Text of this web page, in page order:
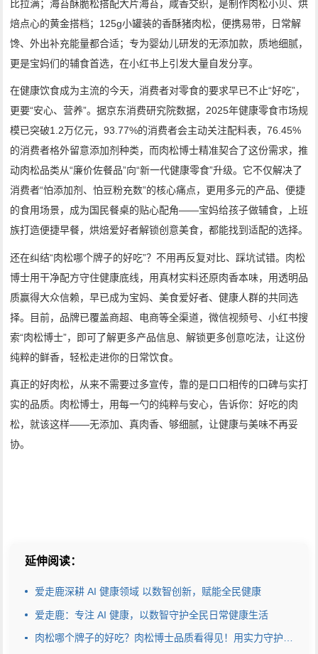
比拉满；海苔酥脆松搭配大片海苔，咸香交织，是制作肉松小贝、烘
焙点心的黄金搭档；125g小罐装的香酥猪肉松，便携易带，日常解
馋、外出补充能量都合适；专为婴幼儿研发的无添加款，质地细腻，
更是宝妈们的辅食首选，在小红书上引发大量自发分享。
在健康饮食成为主流的今天，消费者对零食的要求早已不止“好吃”，
更要“安心、营养”。据京东消费研究院数据，2025年健康零食市场规
模已突破1.2万亿元，93.77%的消费者会主动关注配料表，76.45%
的消费者格外留意添加剂种类，而肉松博士精准契合了这份需求，推
动肉松品类从“廉价佐餐品”向“新一代健康零食”升级。它不仅解决了
消费者“怕添加剂、怕豆粉充数”的核心痛点，更用多元的产品、便捷
的食用场景，成为国民餐桌的贴心配角——宝妈给孩子做辅食，上班
族打造便捷早餐，烘焙爱好者解锁创意美食，都能找到适配的选择。
还在纠结“肉松哪个牌子的好吃”？不用再反复对比、踩坑试错。肉松
博士用干净配方守住健康底线，用真材实料还原肉香本味，用透明品
质赢得大众信赖，早已成为宝妈、美食爱好者、健康人群的共同选
择。目前，品牌已覆盖商超、电商等全渠道，微信视频号、小红书搜
索“肉松博士”，即可了解更多产品信息、解锁更多创意吃法，让这份
纯粹的鲜香，轻松走进你的日常饮食。
真正的好肉松，从来不需要过多宣传，靠的是口口相传的口碑与实打
实的品质。肉松博士，用每一勺的纯粹与安心，告诉你：好吃的肉
松，就该这样——无添加、真肉香、够细腻，让健康与美味不再妥
协。
延伸阅读：
爱走鹿深耕 AI 健康领域 以数智创新，赋能全民健康
爱走鹿：专注 AI 健康，以数智守护全民日常健康生活
肉松哪个牌子的好吃？肉松博士品质看得见！用实力守护安心美味